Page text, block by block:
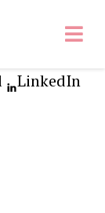
LinkedIn